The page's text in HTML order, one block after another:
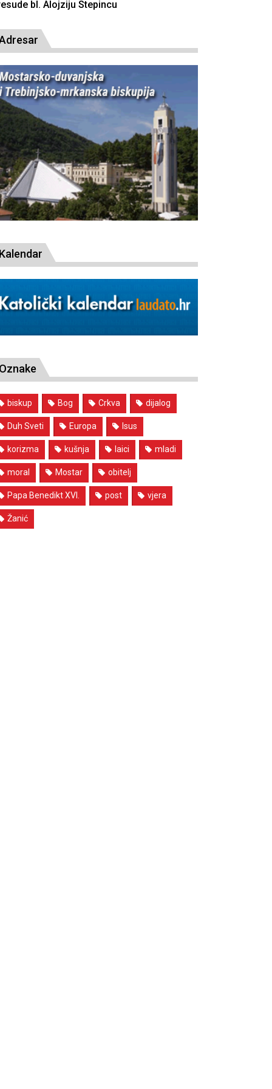
Kalendar
Oznake
biskup Bog Crkva dijalog
Duh Sveti Europa Isus
korizma kušnja laici mladi
moral Mostar obitelj
Papa Benedikt XVI. post vjera
Žanić